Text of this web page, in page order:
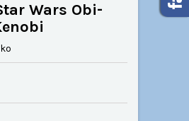
Wars Obi-